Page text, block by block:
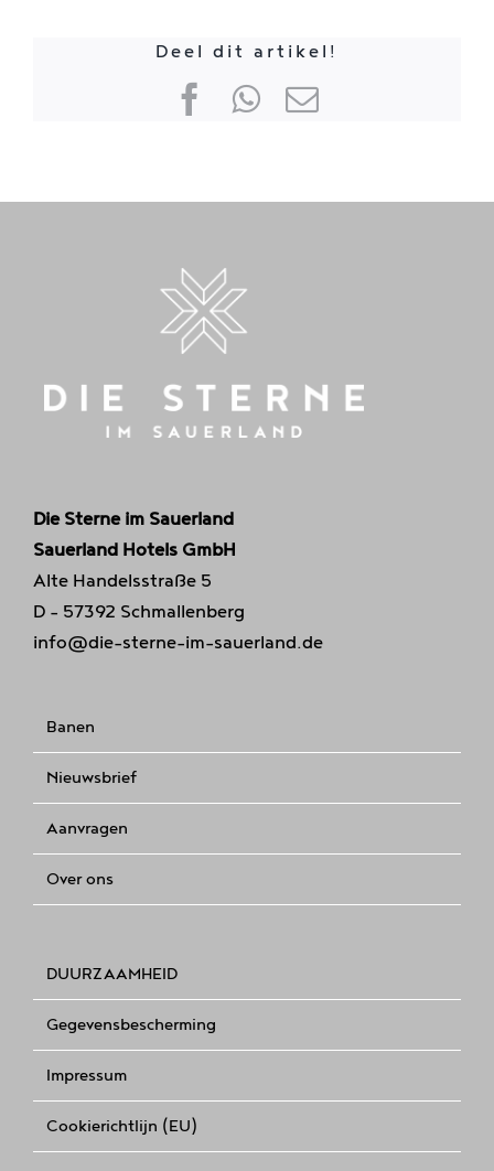
Deel dit artikel!
Facebook
WhatsApp
Die Sterne im Sauerland
Sauerland Hotels GmbH
Alte Handelsstraße 5
D - 57392 Schmallenberg
info@die-sterne-im-sauerland.de
Banen
Nieuwsbrief
Aanvragen
Over ons
DUURZAAMHEID
Gegevensbescherming
Impressum
Cookierichtlijn (EU)